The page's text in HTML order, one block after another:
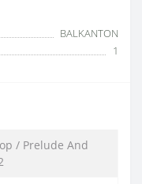
BALKANTON
1
/ Prelude And